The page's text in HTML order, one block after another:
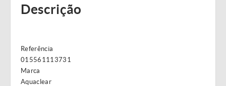
Descrição
Referência
015561113731
Marca
Aquaclear